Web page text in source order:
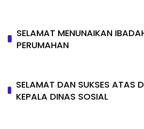
SELAMAT MENUNAIKAN
PERUMAHAN
SELAMAT DAN SUKSES ATAS
KEPALA DINAS SOSIAL